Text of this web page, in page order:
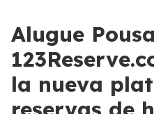
Alugue
la nueva